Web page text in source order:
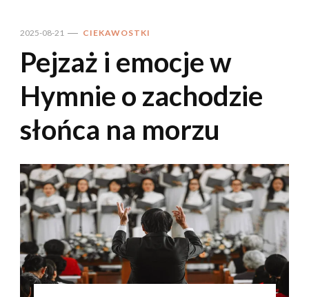
2025-08-21 CIEKAWOSTKI
Pejzaż i emocje w
Hymnie o zachodzie
słońca na morzu